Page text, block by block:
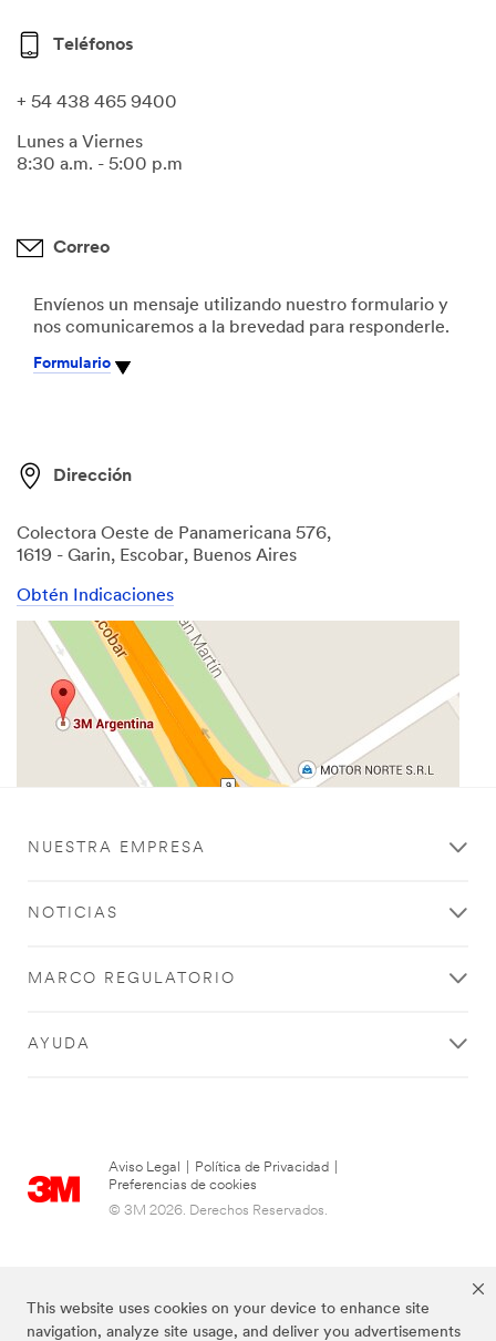
This website uses cookies on your device to enhance site
navigation, analyze site usage, and deliver you advertisements
Teléfonos
+ 54 438 465 9400
Lunes a Viernes
8:30 a.m. - 5:00 p.m
Correo
Envíenos un mensaje utilizando nuestro formulario y
nos comunicaremos a la brevedad para responderle.
Formulario
Dirección
Colectora Oeste de Panamericana 576,
1619 - Garin, Escobar, Buenos Aires
Obtén Indicaciones
NUESTRA EMPRESA
NOTICIAS
MARCO REGULATORIO
AYUDA
Aviso Legal Política de Privacidad
Preferencias de cookies
© 3M 2026. Derechos Reservados.